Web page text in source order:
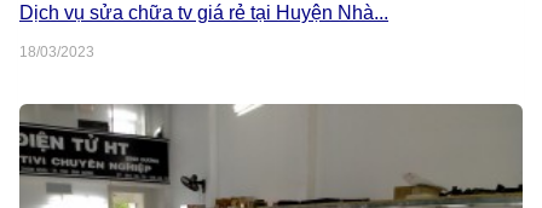
Dịch vụ sửa chữa tv giá rẻ tại Huyện Nhà...
18/03/2023